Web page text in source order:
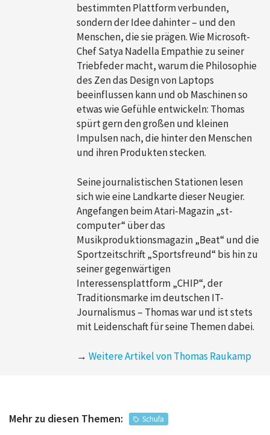
bestimmten Plattform verbunden,
sondern der Idee dahinter – und den
Menschen, die sie prägen. Wie Microsoft-
Chef Satya Nadella Empathie zu seiner
Triebfeder macht, warum die Philosophie
des Zen das Design von Laptops
beeinflussen kann und ob Maschinen so
etwas wie Gefühle entwickeln: Thomas
spürt gern den großen und kleinen
Impulsen nach, die hinter den Menschen
und ihren Produkten stecken.
Seine journalistischen Stationen lesen
sich wie eine Landkarte dieser Neugier.
Angefangen beim Atari-Magazin „st-
computer“ über das
Musikproduktionsmagazin „Beat“ und die
Sportzeitschrift „Sportsfreund“ bis hin zu
seiner gegenwärtigen
Interessensplattform „CHIP“, der
Traditionsmarke im deutschen IT-
Journalismus – Thomas war und ist stets
mit Leidenschaft für seine Themen dabei.
→ Weitere Artikel von Thomas Raukamp
Mehr zu diesen Themen: Schufa